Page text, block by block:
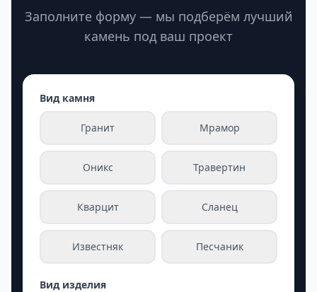
Заполните форму — мы подберём лучший
камень под ваш проект
Вид камня
Гранит Мрамор
Оникс Травертин
Кварцит Сланец
Известняк Песчаник
Вид изделия